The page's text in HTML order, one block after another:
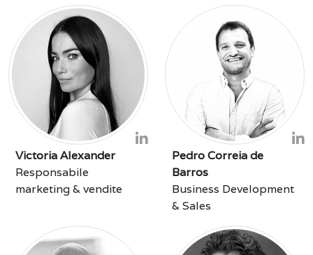
Victoria Alexander
Responsabile
marketing & vendite
Pedro Correia de
Barros
Business Development
& Sales